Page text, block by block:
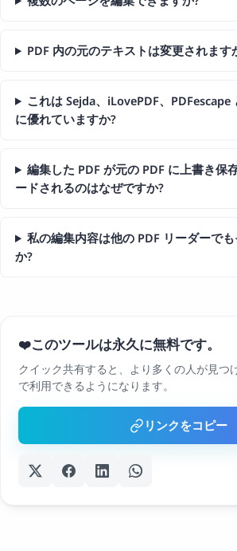
PDF 内の元のテキストは変更されます
これは Sejda、iLovePDF、PDFescape
に優れていますか?
編集した PDF が元の PDF に上書き保
ードされるのはなぜですか?
私の編集内容は他の PDF リーダーで
か?
❤️このツールは永久に無料です。
クイック共有すると、より多くの人が見つ
で利用できるようになります。
リンクをコピー